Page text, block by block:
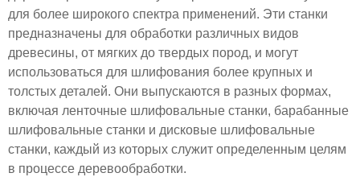
для более широкого спектра применений. Эти станки
предназначены для обработки различных видов
древесины, от мягких до твердых пород, и могут
использоваться для шлифования более крупных и
толстых деталей. Они выпускаются в разных формах,
включая ленточные шлифовальные станки, барабанные
шлифовальные станки и дисковые шлифовальные
станки, каждый из которых служит определенным целям
в процессе деревообработки.